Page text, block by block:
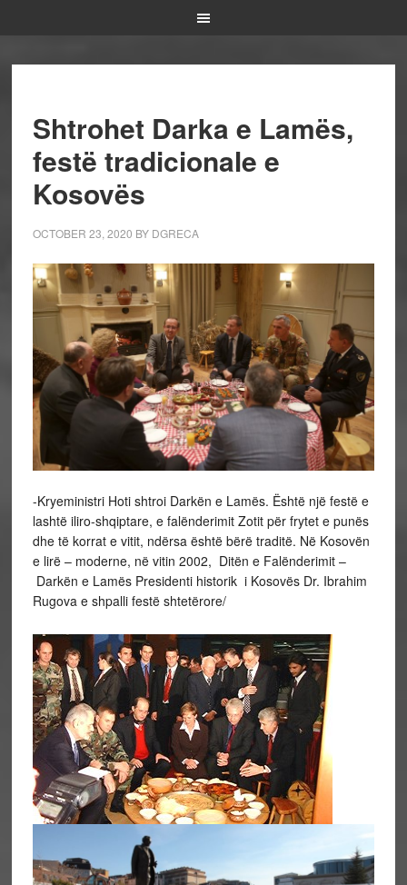
Shtrohet Darka e Lamës,
festë tradicionale e
Kosovës
OCTOBER 23, 2020 BY DGRECA
-Kryeministri Hoti shtroi Darkën e Lamës. Është një festë e
lashtë iliro-shqiptare, e falënderimit Zotit për frytet e punës
dhe të korrat e vitit, ndërsa është bërë traditë. Në Kosovën
e lirë – moderne, në vitin 2002, Ditën e Falënderimit –
Darkën e Lamës Presidenti historik i Kosovës Dr. Ibrahim
Rugova e shpalli festë shtetërore/